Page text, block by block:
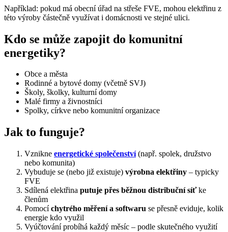
Například: pokud má obecní úřad na střeše FVE, mohou elektřinu z
této výroby částečně využívat i domácnosti ve stejné ulici.
Kdo se může zapojit do komunitní
energetiky?
Obce a města
Rodinné a bytové domy (včetně SVJ)
Školy, školky, kulturní domy
Malé firmy a živnostníci
Spolky, církve nebo komunitní organizace
Jak to funguje?
Vznikne energetické společenství(např. spolek, družstvo
nebo komunita)
Vybuduje se (nebo již existuje) výrobna elektřiny – typicky
FVE
Sdílená elektřina putuje přes běžnou distribuční síťke
členům
Pomocíchytrého měření a softwaru se přesně eviduje, kolik
energie kdo využil
Vyúčtování probíhá každý měsíc – podle skutečného využití